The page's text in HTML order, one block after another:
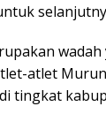
atlet
tingkat